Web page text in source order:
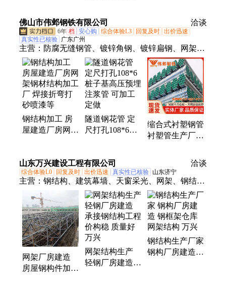
设计生产安装一
体化
佛山市伟邺钢铁有限公司
洽谈
6年 档 安心购 综合体验L3 回复及时 出价迅速
真实性已核验 广东广州
主营： 防腐无缝钢管、镀锌角钢、镀锌扁钢、网架钢
结构加工厂、方管、镀锌钢管、球墨铸铁管、无缝钢
管、镀锌圆钢、工字钢、钢板、槽钢、精密钢管、镀
锌格栅板、管材、声测管、彩钢瓦、h型钢、三角
铁、镀锌管、型材、钢材、q345b方管、板材、
42crmo无缝管、q345b无缝管
钢结构加工 房
屋建造厂房网架
漆等
隧道钢花管 定
尺打孔108*6桩
做
缩合式衬塑钢管
衬塑管生产厂家
山东万兴建设工程有限公司 洽谈
综合体验L0 回复及时 出价迅速 真实性已核验 山东济宁
主营： 钢结构、建筑幕墙、天窗采光、网架、钢结构
桥梁制作与销售、电子与智能化工程、防水防腐保温
工程、消防设施施工工程
网架厂房建造
房屋钢构件加工
网架结构生产
轻钢厂房建造
钢结构生产厂家
钢构厂房建造